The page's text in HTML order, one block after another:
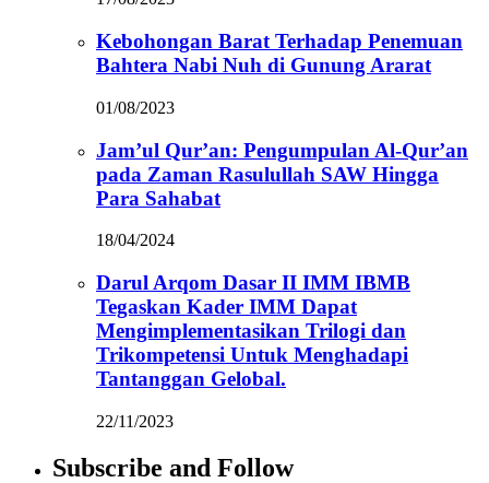
Kebohongan Barat Terhadap Penemuan
Bahtera Nabi Nuh di Gunung Ararat
01/08/2023
Jam’ul Qur’an: Pengumpulan Al-Qur’an
pada Zaman Rasulullah SAW Hingga
Para Sahabat
18/04/2024
Darul Arqom Dasar II IMM IBMB
Tegaskan Kader IMM Dapat
Mengimplementasikan Trilogi dan
Trikompetensi Untuk Menghadapi
Tantanggan Gelobal.
22/11/2023
Subscribe and Follow